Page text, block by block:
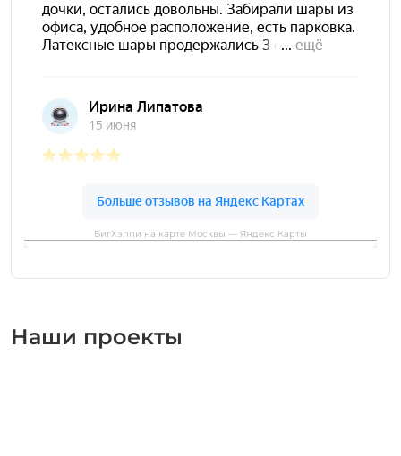
БигХэппи на карте Москвы — Яндекс Карты
Наши проекты